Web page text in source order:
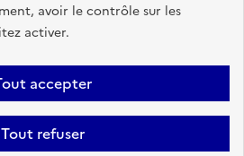
avoir le contrôle sur les
activer.
accepter
Tout refuser
data.gouv.fr
conforme
Mentions légales
Gestion des cookies FAQ
Kit de
Code source